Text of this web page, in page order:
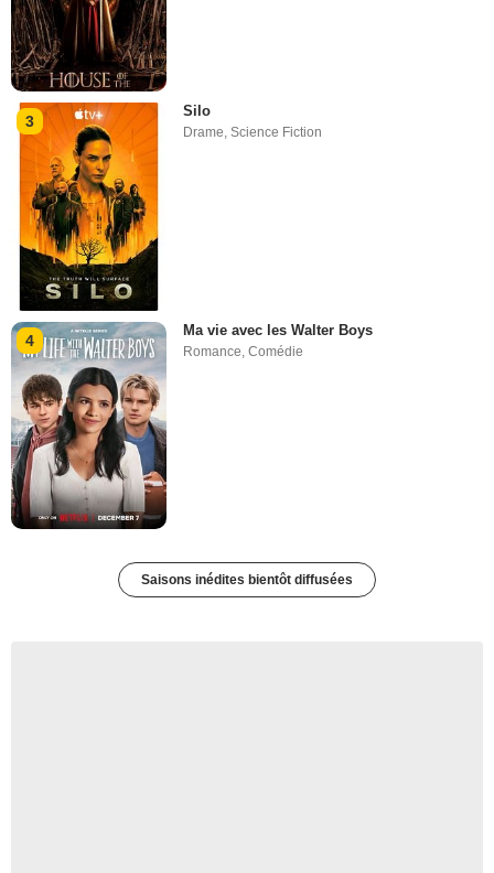
3
Silo
Drame,Science Fiction
4
Ma vie avec les Walter Boys
Romance ,Comédie
Saisons inédites bientôt diffusées